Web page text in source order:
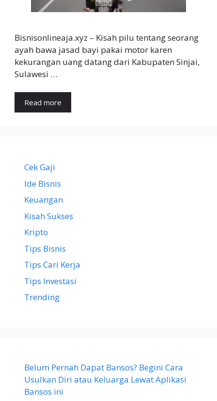
Bisnisonlineaja.xyz – Kisah pilu tentang seorang
ayah bawa jasad bayi pakai motor karen
kekurangan uang datang dari Kabupaten Sinjai,
Sulawesi …
Read more
Cek Gaji
Ide Bisnis
Keuangan
Kisah Sukses
Kripto
Tips Bisnis
Tips Cari Kerja
Tips Investasi
Trending
Belum Pernah Dapat Bansos? Begini Cara
Usulkan Diri atau Keluarga Lewat Aplikasi
Bansos ini